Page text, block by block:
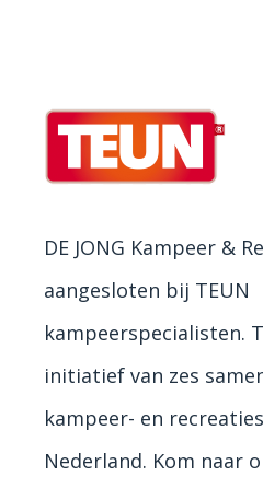
DE JONG Kampeer &
aangesloten bij TEUN
kampeerspecialisten.
initiatief van zes
kampeer- en
Nederland. Kom naar